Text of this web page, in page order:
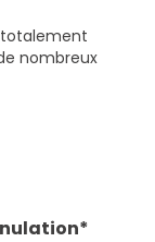
totalement
nombreux